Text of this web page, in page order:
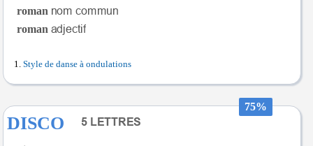
roman
roman
Style de danse à ondulations
75%
DISCO